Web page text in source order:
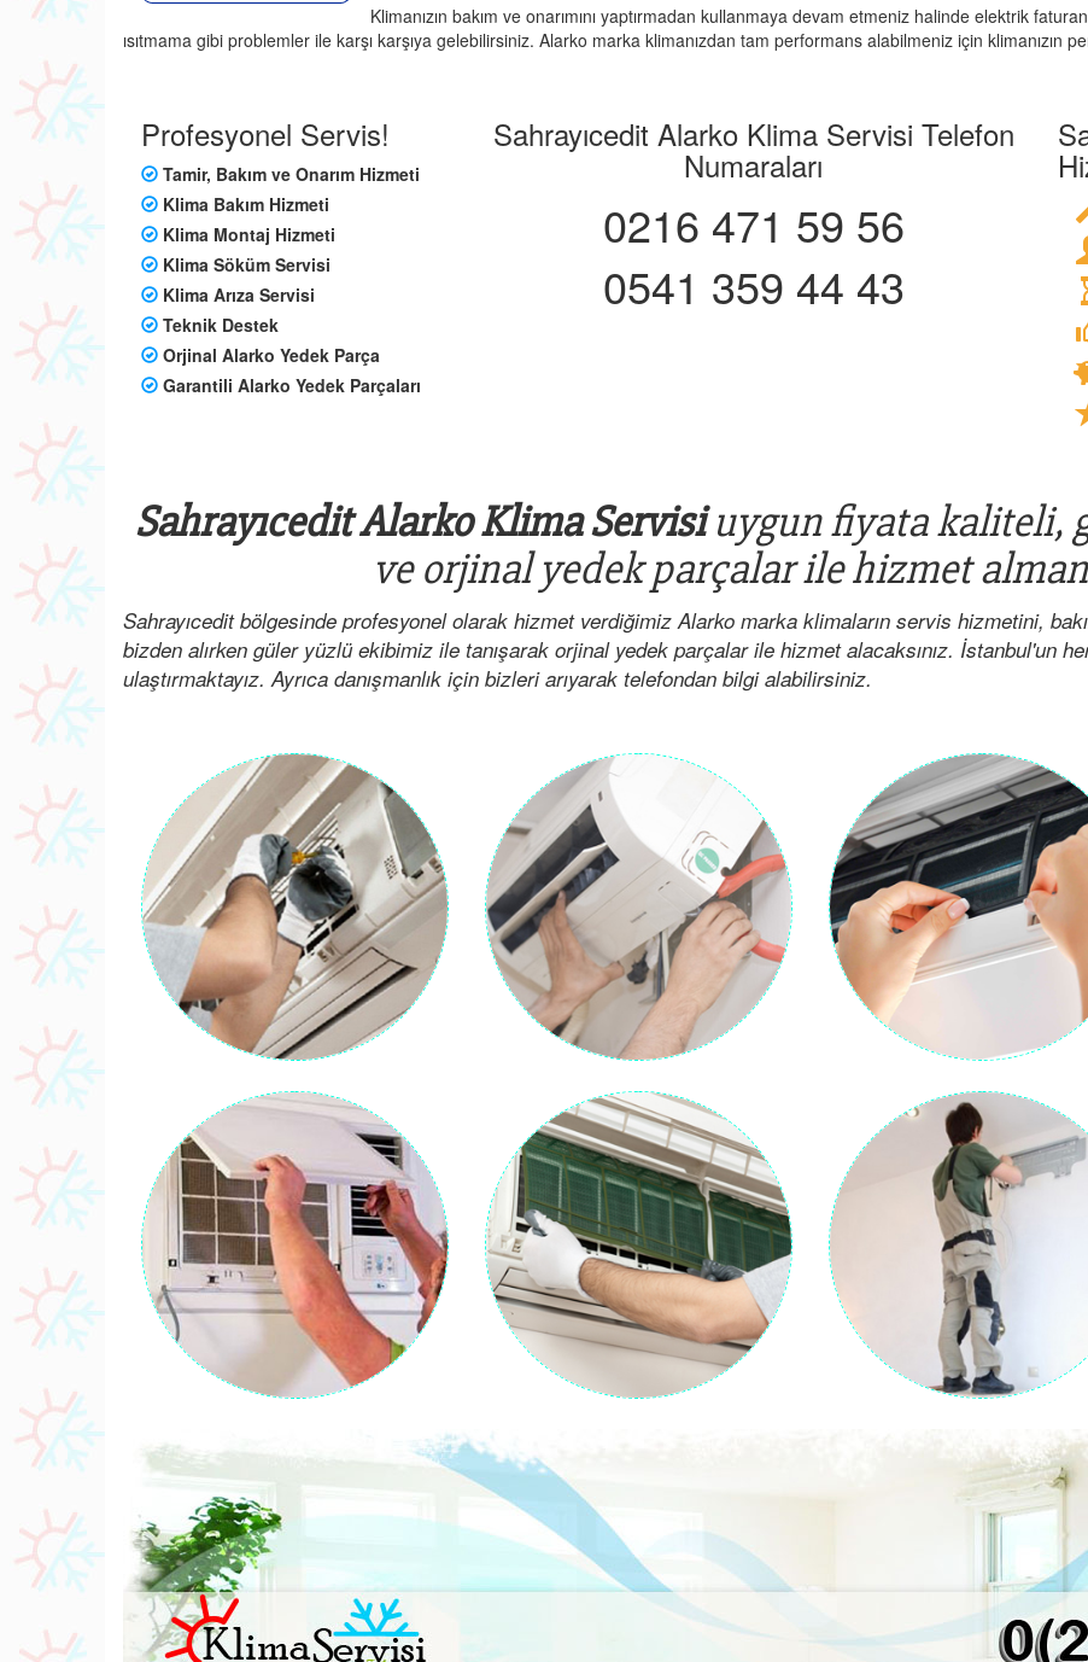
Klimanızın bakım ve onarımını yaptırmadan kullanmaya devam etmeniz halinde elektrik
ısıtmama gibi problemler ile karşı karşıya gelebilirsiniz. Alarko marka klimanızdan tam performans alabilmeniz için klimanızın
Profesyonel Servis!
Tamir, Bakım ve Onarım Hizmeti
Klima Bakım Hizmeti
Klima Montaj Hizmeti
Klima Söküm Servisi
Klima Arıza Servisi
Teknik Destek
Orjinal Alarko Yedek Parça
Garantili Alarko Yedek Parçaları
Sahrayıcedit Alarko Klima Servisi Telefon
Numaraları
0216 471 59 56
0541 359 44 43
Sahrayıcedit Alarko Klima Servisiuygun fiyata kaliteli,
ve orjinal yedek parçalar ile hizmet
Sahrayıcedit bölgesinde profesyonel olarak hizmet verdiğimiz Alarko marka klimaların servis hizmetini,
bizden alırken güler yüzlü ekibimiz ile tanışarak orjinal yedek parçalar ile hizmet alacaksınız. İstanbul'un
ulaştırmaktayız. Ayrıca danışmanlık için bizleri arıyarak telefondan bilgi alabilirsiniz.